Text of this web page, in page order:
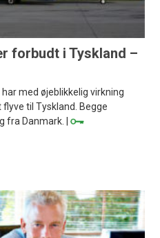
forbudt i Tyskland –
med øjeblikkelig virkning
til Tyskland. Begge
fra Danmark. |